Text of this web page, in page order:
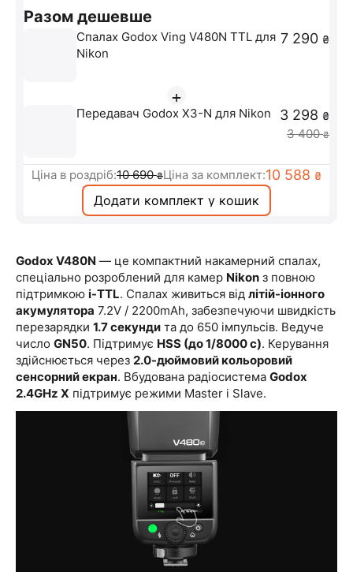
Разом дешевше
Спалах Godox Ving V480N TTL для
Nikon
7 290 ₴
+
Передавач Godox X3-N для Nikon 3 298 ₴
3 400 ₴
Ціна в роздріб:10 690 ₴Ціна за комплект:10 588 ₴
Додати комплект у кошик
Godox V480N — це компактний накамерний спалах,
спеціально розроблений для камер Nikon з повною
підтримкою i-TTL. Спалах живиться від літій-іонного
акумулятора 7.2V / 2200mAh, забезпечуючи швидкість
перезарядки 1.7 секунди та до 650 імпульсів. Ведуче
число GN50. Підтримує HSS (до 1/8000 с). Керування
здійснюється через 2.0-дюймовий кольоровий
сенсорний екран. Вбудована радіосистема Godox
2.4GHz X підтримує режими Master і Slave.